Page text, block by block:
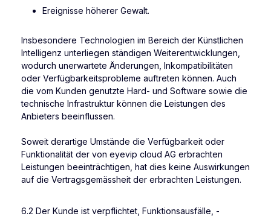
Ereignisse höherer Gewalt.
Insbesondere Technologien im Bereich der Künstlichen
Intelligenz unterliegen ständigen Weiterentwicklungen,
wodurch unerwartete Änderungen, Inkompatibilitäten
oder Verfügbarkeitsprobleme auftreten können. Auch
die vom Kunden genutzte Hard- und Software sowie die
technische Infrastruktur können die Leistungen des
Anbieters beeinflussen.
Soweit derartige Umstände die Verfügbarkeit oder
Funktionalität der von eyevip cloud AG erbrachten
Leistungen beeinträchtigen, hat dies keine Auswirkungen
auf die Vertragsgemässheit der erbrachten Leistungen.
6.2 Der Kunde ist verpflichtet, Funktionsausfälle, -